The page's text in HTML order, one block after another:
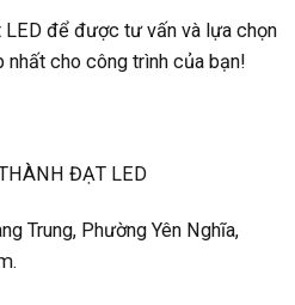
LED để được tư vấn và lựa chọn
nhất cho công trình của bạn!
ĐẠT LED
Trung, Phường Yên Nghĩa,